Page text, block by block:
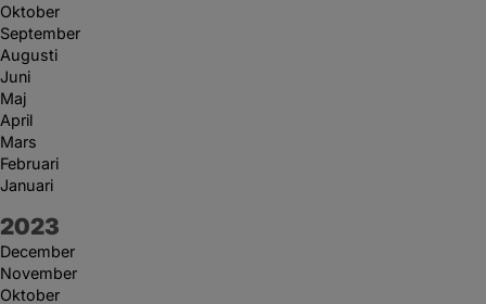
Oktober
September
Augusti
Juni
Maj
April
Mars
Februari
Januari
År:
2023
December
November
Oktober